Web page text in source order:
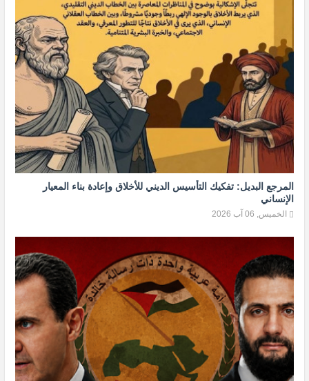
المرجع البديل: تفكيك التأسيس الديني للأخلاق وإعادة بناء المعيار
الإنساني
الخميس, 06 آب 2026